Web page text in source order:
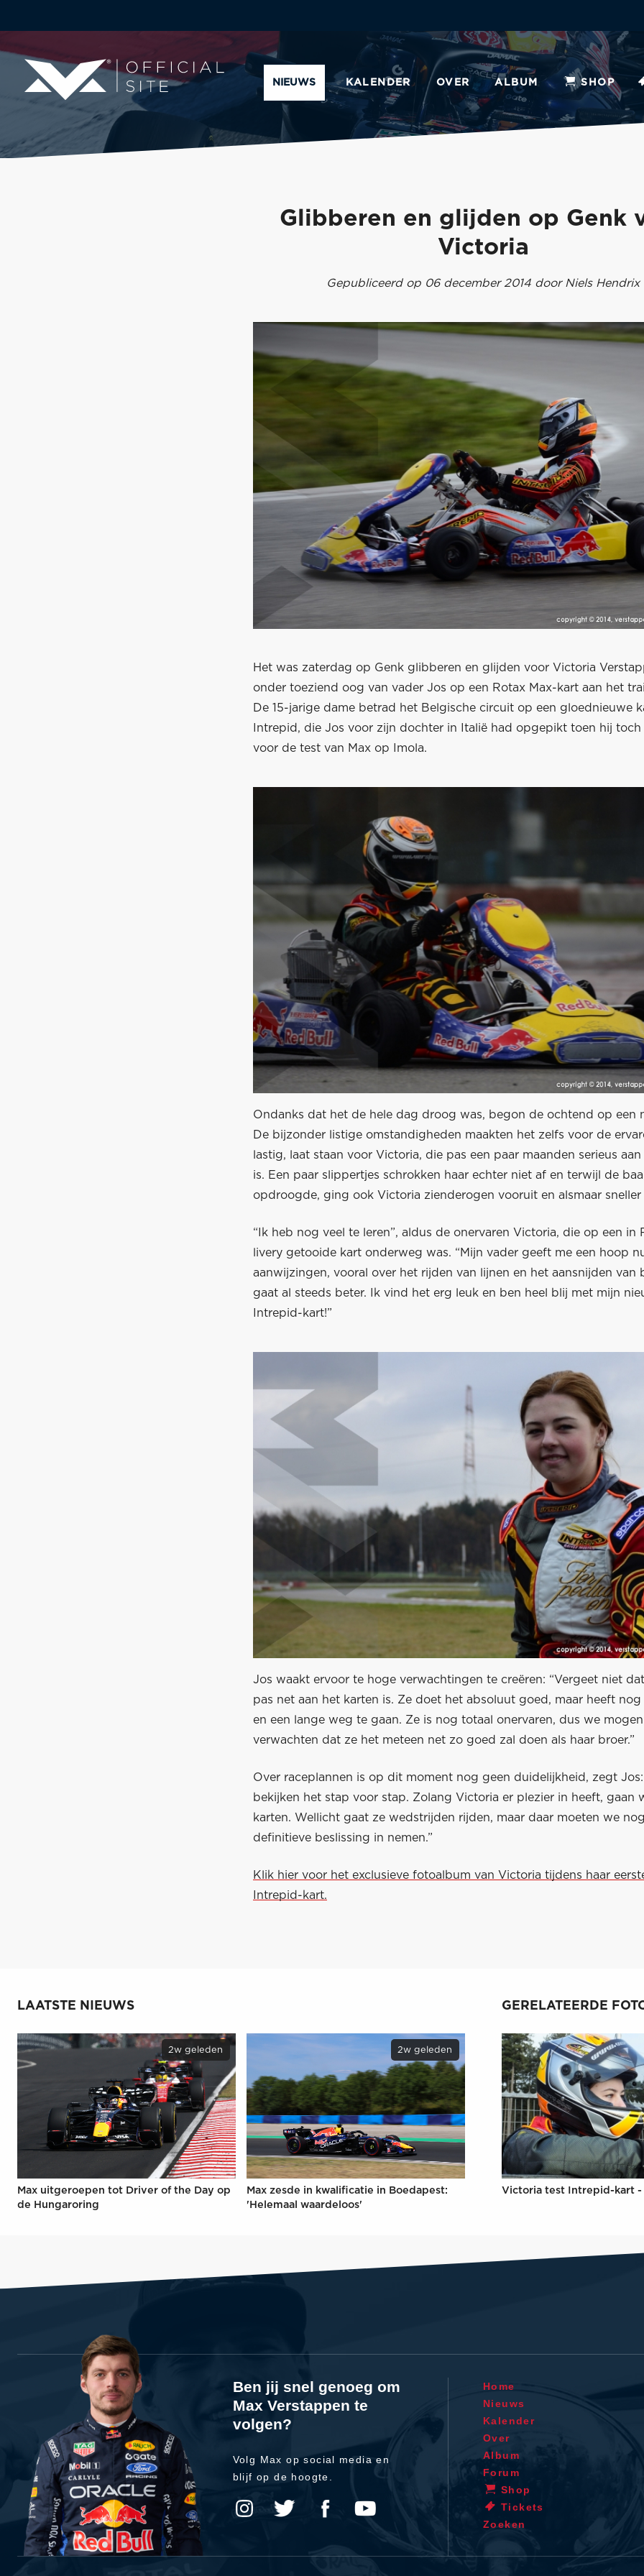
NIEUWS KALENDER OVER ALBUM SHOP
Glibberen en glijden op Genk
Victoria
Gepubliceerd op 06 december 2014 door Niels Hendrix
Het was zaterdag op Genk glibberen en glijden voor Victoria
onder toeziend oog van vader Jos op een Rotax Max-kart aan het
De 15-jarige dame betrad het Belgische circuit op een gloednieuwe
Intrepid, die Jos voor zijn dochter in Italië had opgepikt toen hij toch
voor de test van Max op Imola.
Ondanks dat het de hele dag droog was, begon de ochtend op een
De bijzonder listige omstandigheden maakten het zelfs voor de
lastig, laat staan voor Victoria, die pas een paar maanden serieus
is. Een paar slippertjes schrokken haar echter niet af en terwijl de
opdroogde, ging ook Victoria zienderogen vooruit en alsmaar sneller
“Ik heb nog veel te leren”, aldus de onervaren Victoria, die op een in
livery getooide kart onderweg was. “Mijn vader geeft me een hoop
aanwijzingen, vooral over het rijden van lijnen en het aansnijden van
gaat al steeds beter. Ik vind het erg leuk en ben heel blij met mijn
Intrepid-kart!”
Jos waakt ervoor te hoge verwachtingen te creëren: “Vergeet niet
pas net aan het karten is. Ze doet het absoluut goed, maar heeft nog
en een lange weg te gaan. Ze is nog totaal onervaren, dus we
verwachten dat ze het meteen net zo goed zal doen als haar broer.”
Over raceplannen is op dit moment nog geen duidelijkheid, zegt Jos:
bekijken het stap voor stap. Zolang Victoria er plezier in heeft, gaan
karten. Wellicht gaat ze wedstrijden rijden, maar daar moeten we
definitieve beslissing in nemen.”
Klik hier voor het exclusieve fotoalbum van Victoria tijdens haar
Intrepid-kart.
LAATSTE NIEUWS
2w geleden
Max uitgeroepen tot Driver of the Day op
de Hungaroring
2w geleden
Max zesde in kwalificatie in Boedapest:
'Helemaal waardeloos'
GERELATEERDE
Victoria test Intrepid-kart -
Ben jij snel genoeg om
Max Verstappen te
volgen?
Volg Max op social media en
blijf op de hoogte.
Home
Nieuws
Kalender
Over
Album
Forum
Shop
Tickets
Zoeken